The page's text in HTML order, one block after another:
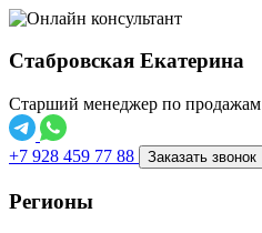
Стабровская Екатерина
Старший менеджер по продажам
+7 928 459 77 88 Заказать звонок
Регионы